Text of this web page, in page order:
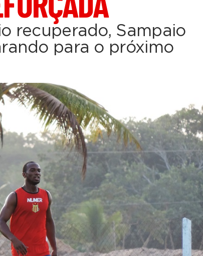
recuperado, Sampaio
para o próximo